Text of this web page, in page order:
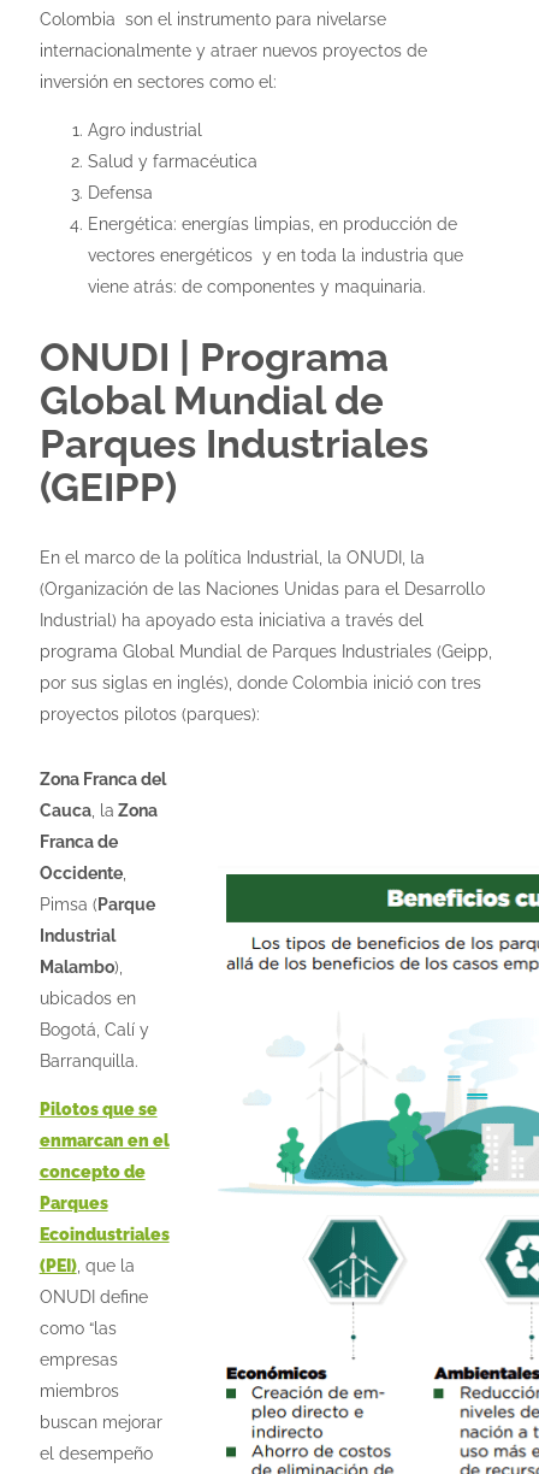
Colombia son el instrumento para nivelarse
internacionalmente y atraer nuevos proyectos de
inversión en sectores como el:
Agro industrial
Salud y farmacéutica
Defensa
Energética: energías limpias, en producción de
vectores energéticos y en toda la industria que
viene atrás: de componentes y maquinaria.
ONUDI | Programa
Global Mundial de
Parques Industriales
(GEIPP)
En el marco de la política Industrial, la ONUDI, la
(Organización de las Naciones Unidas para el Desarrollo
Industrial) ha apoyado esta iniciativa a través del
programa Global Mundial de Parques Industriales (Geipp,
por sus siglas en inglés), donde Colombia inició con tres
proyectos pilotos (parques):
Zona Franca del
Cauca, la Zona
Franca de
Occidente,
Pimsa ( Parque
Industrial
Malambo),
ubicados en
Bogotá, Calí y
Barranquilla.
Pilotos que se
enmarcan en el
concepto de
Parques
Ecoindustriales
(PEI), que la
ONUDI define
como “las
empresas
miembros
buscan mejorar
el desempeño